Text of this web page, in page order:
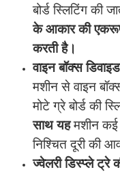
बोर्ड स्लिटिंग की
के आकार की
करती है।
वाइन बॉक्स
मशीन से वाइन
मोटे ग्रे बोर्ड की
साथ यहमशीन कई
निश्चित दूरी की
ज्वेलरी डिस्प्ले ट्रे